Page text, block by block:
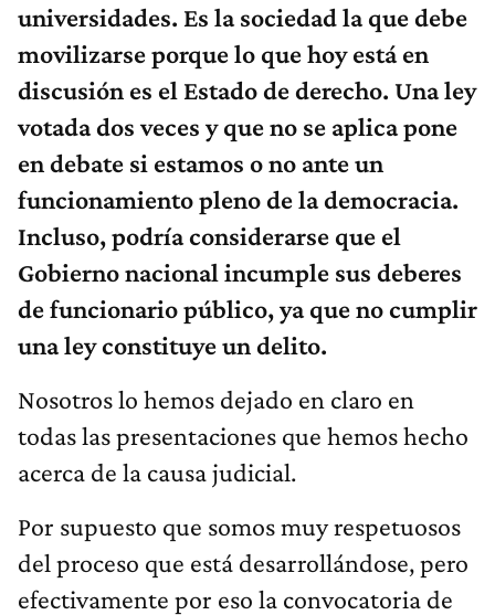
universidades. Es la sociedad la que debe
movilizarse porque lo que hoy está en
discusión es el Estado de derecho. Una ley
votada dos veces y que no se aplica pone
en debate si estamos o no ante un
funcionamiento pleno de la democracia.
Incluso, podría considerarse que el
Gobierno nacional incumple sus deberes
de funcionario público, ya que no cumplir
una ley constituye un delito.
Nosotros lo hemos dejado en claro en
todas las presentaciones que hemos hecho
acerca de la causa judicial.
Por supuesto que somos muy respetuosos
del proceso que está desarrollándose, pero
efectivamente por eso la convocatoria de